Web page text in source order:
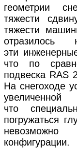
геометрии
тяжести
тяжести
отразилось
эти
что по
подвеска RAS
На снегоходе
что
погружаться
конфигурации.